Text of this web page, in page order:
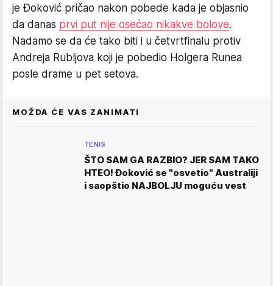
je Đoković pričao nakon pobede kada je objasnio
da danas prvi put nije osećao nikakve bolove.
Nadamo se da će tako biti i u četvrtfinalu protiv
Andreja Rubljova koji je pobedio Holgera Runea
posle drame u pet setova.
MOŽDA ĆE VAS ZANIMATI
TENIS
ŠTO SAM GA RAZBIO? JER SAM TAKO
HTEO! Đoković se "osvetio" Australiji
i saopštio NAJBOLJU moguću vest